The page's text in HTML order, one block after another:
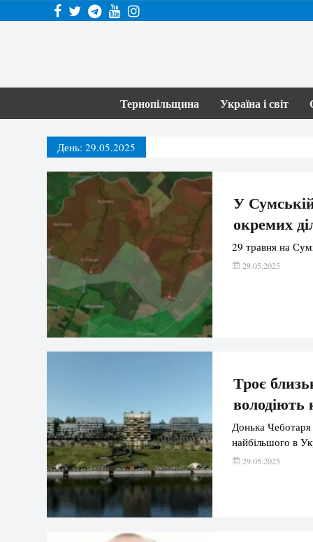
Тернопільщина Україна і світ
День: 29.05.2025
У
окремих
29 травня на
29.05.2025
Троє
Донька Чеботаря
найбільшого в
29.05.2025